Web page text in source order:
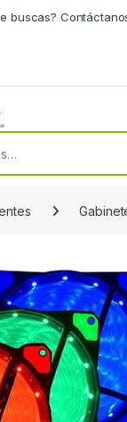
buscas?